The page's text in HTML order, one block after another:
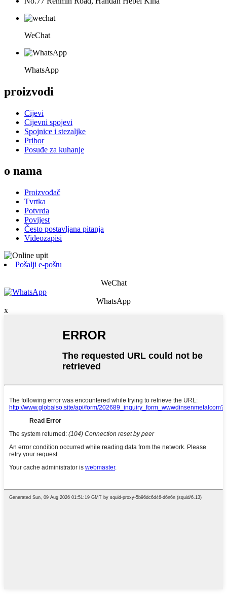
WeChat
WhatsApp
proizvodi
Cijevi
Cijevni spojevi
Spojnice i stezaljke
Pribor
Posuđe za kuhanje
o nama
Proizvođač
Tvrtka
Potvrda
Povijest
Često postavljana pitanja
Videozapisi
Pošalji e-poštu
WeChat
WhatsApp
x